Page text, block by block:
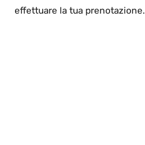
effettuare la tua prenotazione.